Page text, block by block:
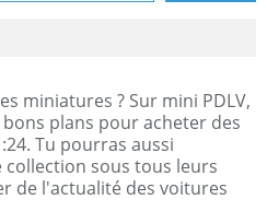
miniatures ? Sur mini PDLV,
plans pour acheter des
Tu pourras aussi
sous tous leurs
de l'actualité des voitures